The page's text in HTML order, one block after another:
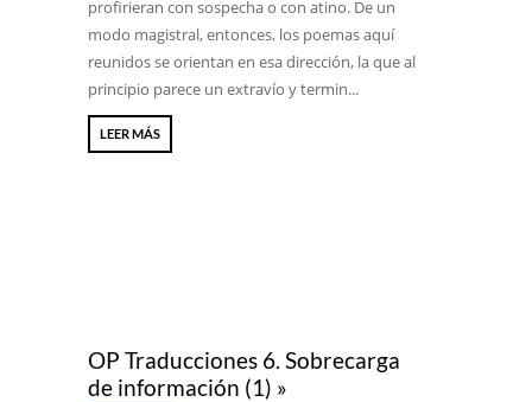
profirieran con sospecha o con atino. De un
modo magistral, entonces, los poemas aquí
reunidos se orientan en esa dirección, la que al
principio parece un extravío y termin...
LEER MÁS
OP Traducciones 6. Sobrecarga
de información (1) »